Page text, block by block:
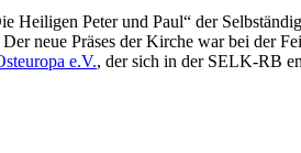
Heiligen Peter und Paul“ der
neue Präses der Kirche war bei der
e.V., der sich in der SELK-RB